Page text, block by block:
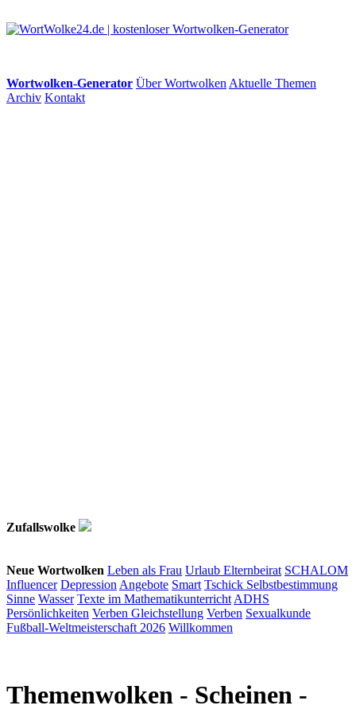
Wortwolken-Generator Über Wortwolken Aktuelle Themen
Archiv Kontakt
Zufallswolke
Neue Wortwolken Leben als Frau Urlaub Elternbeirat SCHALOM
Influencer Depression Angebote Smart Tschick Selbstbestimmung
Sinne Wasser Texte im Mathematikunterricht ADHS
Persönlichkeiten Verben Gleichstellung Verben Sexualkunde
Fußball-Weltmeisterschaft 2026 Willkommen
Themenwolken - Scheinen -